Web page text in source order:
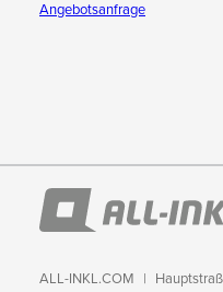
Angebotsanfrage
ALL-INKL.COM